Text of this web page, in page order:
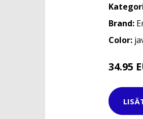
Brand:
Color:
34.95